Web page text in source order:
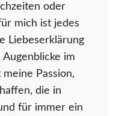
oder
mich ist jedes
Liebeserklärung
im
Passion,
die in
für immer ein